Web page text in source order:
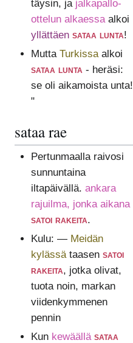
täysin, ja jalkapallo-
ottelun alkaessaalkoi
yllättäen sataa lunta!
Mutta Turkissaalkoi
sataa lunta- heräsi:
se oli aikamoista unta!
"
sataa rae
Pertunmaalla raivosi
sunnuntaina
iltapäivällä. ankara
rajuilma, jonka aikana
satoi rakeita.
Kulu: — Meidän
kylässätaasen satoi
rakeita, jotka olivat,
tuota noin, markan
viidenkymmenen
pennin
Kun kewäällä sataa